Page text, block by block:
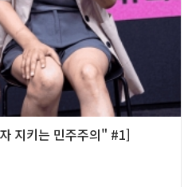
지키는 민주주의" #1]